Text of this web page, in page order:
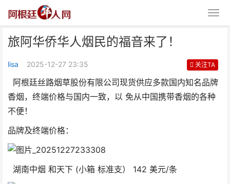
旅阿华侨华人烟民的福音来了！
lisa 2025-12-27 23:35 关注TA
阿根廷丝路烟草股份有限公司现货供应多款国内知名品牌
香烟，终端价格与国内一致，以 免从中国携带香烟的各种
不便！
品牌及终端价格：
湖南中烟 和天下 (小箱 标准支） 142 美元/条
旅阿华侨华人烟民的福音来了！